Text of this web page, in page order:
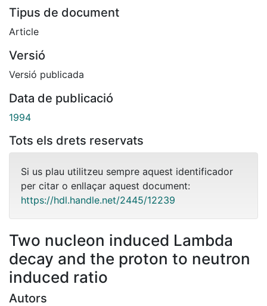
Tipus de document
Article
Versió
Versió publicada
Data de publicació
1994
Tots els drets reservats
Si us plau utilitzeu sempre aquest identificador
per citar o enllaçar aquest document:
https://hdl.handle.net/2445/12239
Two nucleon induced Lambda
decay and the proton to neutron
induced ratio
Autors